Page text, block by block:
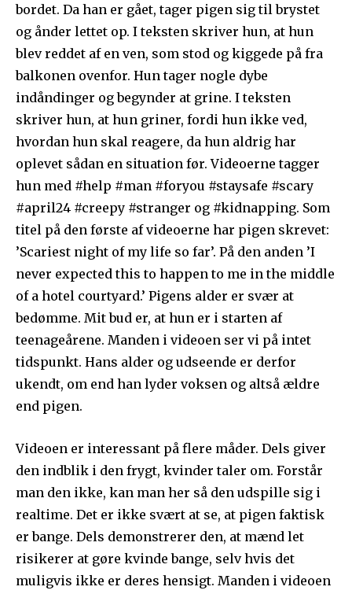
bordet. Da han er gået, tager pigen sig til brystet
og ånder lettet op. I teksten skriver hun, at hun
blev reddet af en ven, som stod og kiggede på fra
balkonen ovenfor. Hun tager nogle dybe
indåndinger og begynder at grine. I teksten
skriver hun, at hun griner, fordi hun ikke ved,
hvordan hun skal reagere, da hun aldrig har
oplevet sådan en situation før. Videoerne tagger
hun med #help #man #foryou #staysafe #scary
#april24 #creepy #stranger og #kidnapping. Som
titel på den første af videoerne har pigen skrevet:
’Scariest night of my life so far’. På den anden ’I
never expected this to happen to me in the middle
of a hotel courtyard.’ Pigens alder er svær at
bedømme. Mit bud er, at hun er i starten af
teenageårene. Manden i videoen ser vi på intet
tidspunkt. Hans alder og udseende er derfor
ukendt, om end han lyder voksen og altså ældre
end pigen.
Videoen er interessant på flere måder. Dels giver
den indblik i den frygt, kvinder taler om. Forstår
man den ikke, kan man her så den udspille sig i
realtime. Det er ikke svært at se, at pigen faktisk
er bange. Dels demonstrerer den, at mænd let
risikerer at gøre kvinde bange, selv hvis det
muligvis ikke er deres hensigt. Manden i videoen